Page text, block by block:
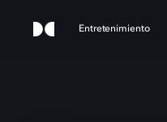
Entretenimiento